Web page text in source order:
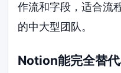
作流和字段，适合流
的中大型团队。
Notion能完全替